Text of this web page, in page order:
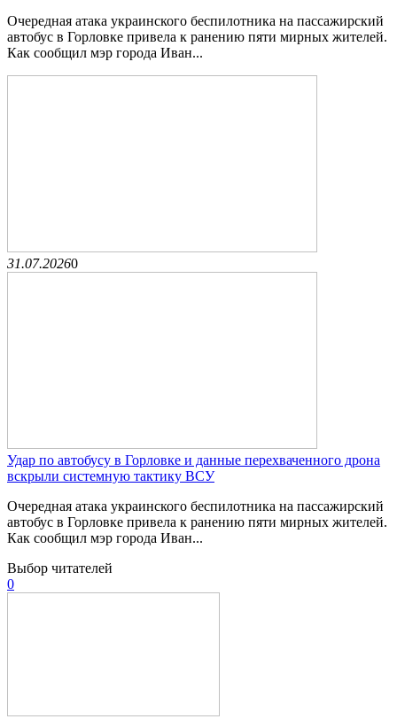
Очередная атака украинского беспилотника на пассажирский
автобус в Горловке привела к ранению пяти мирных жителей.
Как сообщил мэр города Иван...
31.07.20260
Удар по автобусу в Горловке и данные перехваченного дрона
вскрыли системную тактику ВСУ
Очередная атака украинского беспилотника на пассажирский
автобус в Горловке привела к ранению пяти мирных жителей.
Как сообщил мэр города Иван...
Выбор читателей
0